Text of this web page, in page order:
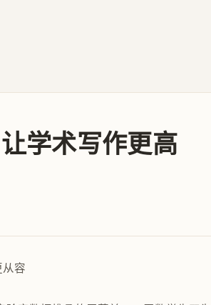
学术写作更高